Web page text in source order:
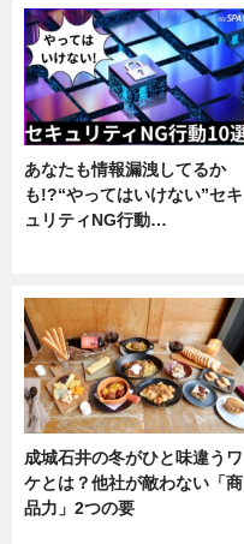
あなたも情報漏洩してるか
も!?“やってはいけない”セキ
ュリティNG行動…
成城石井の冬がひと味違うワ
ケとは？他社が敵わない「商
品力」2つの要